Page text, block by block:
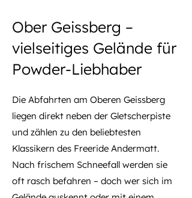
Ober Geissberg –
vielseitiges Gelände für
Powder-Liebhaber
Die Abfahrten am Oberen Geissberg
liegen direkt neben der Gletscherpiste
und zählen zu den beliebtesten
Klassikern des Freeride Andermatt.
Nach frischem Schneefall werden sie
oft rasch befahren – doch wer sich im